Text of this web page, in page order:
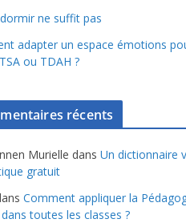
ne suffit pas
adapter un espace émotions
ou TDAH ?
récents
Murielle dans Un dictionnaire
gratuit
Comment appliquer la
toutes les classes ?